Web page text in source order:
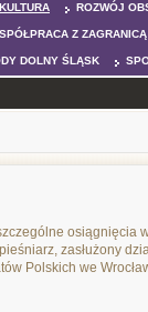
KULTURA ROZWÓJ
Z ZAGRANICĄ
DOLNY ŚLĄSK
osiągnięcia
zasłużony
Polskich we